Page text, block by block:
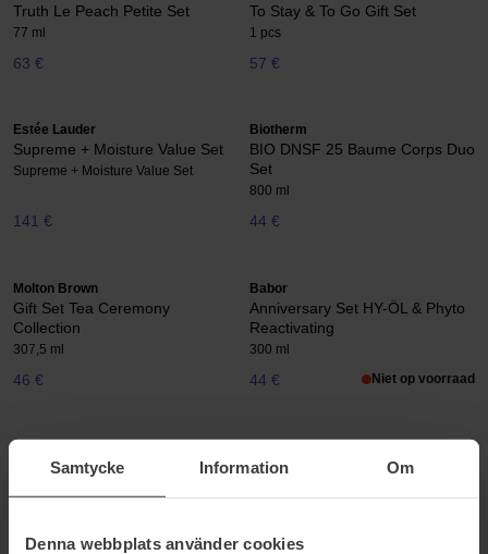
Samtycke Information Om
Denna webbplats använder cookies
Truth Le Peach Petite Set
77 ml
63 €
To Stay & To Go Gift Set
1 pcs
57 €
Estée Lauder
Supreme + Moisture Value Set
Supreme + Moisture Value Set
141 €
Biotherm
BIO DNSF 25 Baume Corps Duo
Set
800 ml
44 €
Molton Brown
Gift Set Tea Ceremony
Collection
307,5 ml
46 €
Babor
Anniversary Set HY-ÖL & Phyto
Reactivating
300 ml
44 € Niet op voorraad
Set HY-ÖL & Phyto Calming Saho Trial Set Limited